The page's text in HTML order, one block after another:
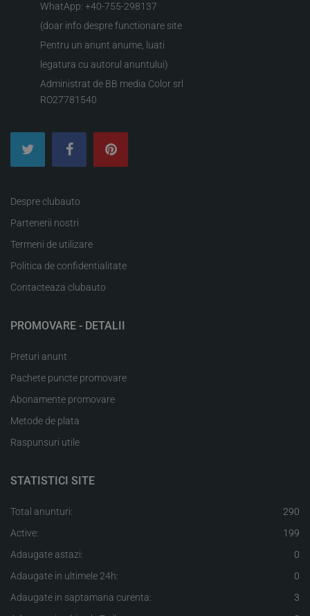
WhatApp: +40-755-298137
(doar info despre functionare site
Pentru un anunt anume, luati
legatura cu autorul anuntului)
Administrat de BB media Color srl
RO27781540
Despre clubauto
Partenerii nostri
Termeni de utilizare
Politica de confidentialitate
Contacteaza clubauto
PROMOVARE - DETALII
Preturi anunt
Pachete puncte promovare
Abonamente promovare
Metode de plata
Raspunsuri utile
STATISTICI SITE
Total anunturi:
290
Active:
199
Adaugate astazi:
0
Adaugate in ultimele 24h:
0
Adaugate in saptamana curenta:
3